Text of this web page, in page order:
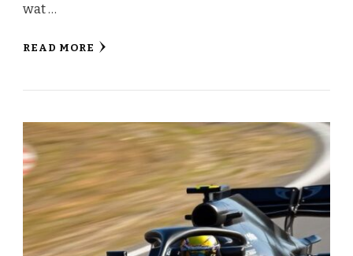
wat …
READ MORE